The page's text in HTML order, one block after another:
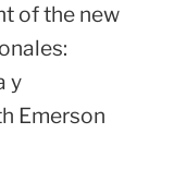
of the new
y
Emerson